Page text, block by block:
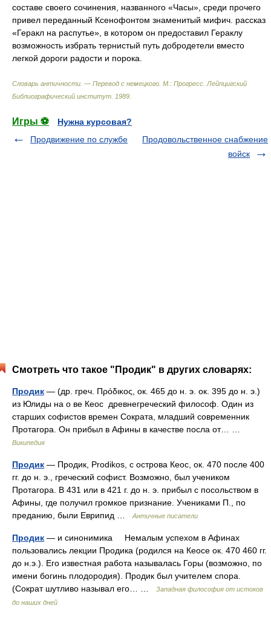
составе своего сочинения, названного «Часы», среди прочего
привел переданный Ксенофонтом знаменитый мифич. рассказ
«Геракл на распутье», в котором он предоставил Гераклу
возможность избрать тернистый путь добродетели вместо
легкой дороги радости и порока.
Словарь античности. — Перевод с немецкого. М.: Прогресс Лейпцигский
Библиографический институт 1989
Игры ⚽
Нужна курсовая?
Продвижение по службе
Продовольственное снабжение
войск
Смотреть что такое "Продик" в других словарях:
Продик — (др. греч. Πρόδικος, ок. 465 до н. э. ок. 395 до н. э.)
из Юлиды на о ве Кеос древнегреческий философ. Один из
старших софистов времен Сократа, младший современник
Протагора. Он прибыл в Афины в качестве посла от… …
Википедия
Продик — Продик, Prodikos, с острова Кеос, ок. 470 после 400
гг. до н. э., греческий софист. Возможно, был учеником
Протагора. В 431 или в 421 г. до н. э. прибыл с посольством в
Афины, где получил громкое признание. Учениками П., по
преданию, были Еврипид …
Античные писатели
Продик — и синонимика Немалым успехом в Афинах
пользовались лекции Продика (родился на Кеосе ок. 470 460 гг.
до н.э.). Его известная работа называлась Горы (возможно, по
имени богинь плодородия). Продик был учителем спора.
(Сократ шутливо называл его… …
Западная философия от истоков
до наших дней